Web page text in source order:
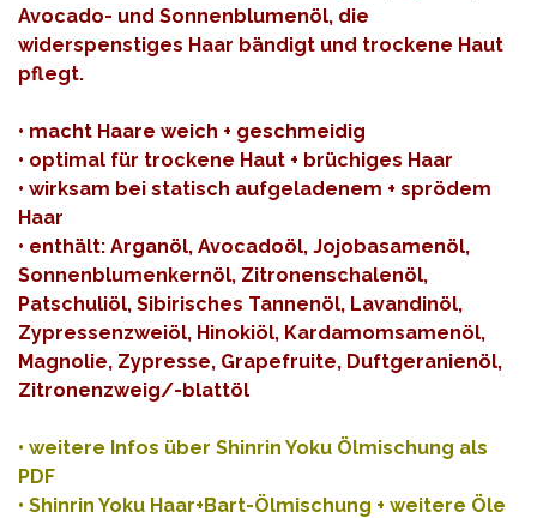
Avocado- und Sonnenblumenöl, die
widerspenstiges Haar bändigt und trockene Haut
pflegt.
• macht Haare weich + geschmeidig
• optimal für trockene Haut + brüchiges Haar
• wirksam bei statisch aufgeladenem + sprödem
Haar
• enthält: Arganöl, Avocadoöl, Jojobasamenöl,
Sonnenblumenkernöl, Zitronenschalenöl,
Patschuliöl, Sibirisches Tannenöl, Lavandinöl,
Zypressenzweiöl, Hinokiöl, Kardamomsamenöl,
Magnolie, Zypresse, Grapefruite, Duftgeranienöl,
Zitronenzweig/-blattöl
• weitere Infos über Shinrin Yoku Ölmischung als
PDF
• Shinrin Yoku Haar+Bart-Ölmischung + weitere Öle